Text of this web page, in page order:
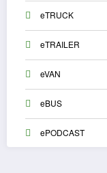
eTRUCK
eTRAILER
eVAN
eBUS
ePODCAST